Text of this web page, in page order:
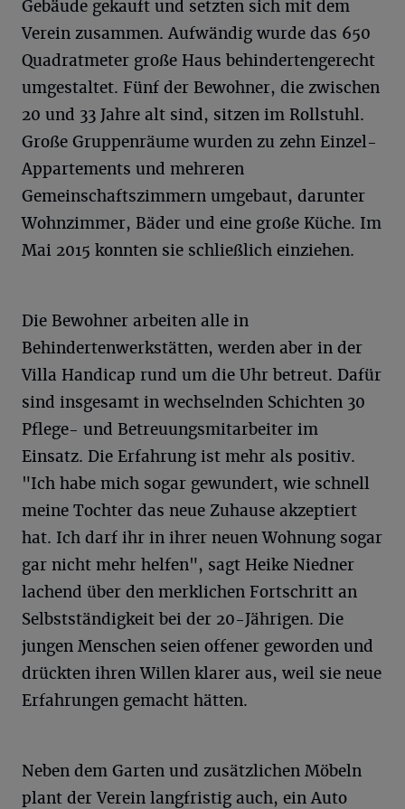
Gebäude gekauft und setzten sich mit dem
Verein zusammen. Aufwändig wurde das 650
Quadratmeter große Haus behindertengerecht
umgestaltet. Fünf der Bewohner, die zwischen
20 und 33 Jahre alt sind, sitzen im Rollstuhl.
Große Gruppenräume wurden zu zehn Einzel-
Appartements und mehreren
Gemeinschaftszimmern umgebaut, darunter
Wohnzimmer, Bäder und eine große Küche. Im
Mai 2015 konnten sie schließlich einziehen.
Die Bewohner arbeiten alle in
Behindertenwerkstätten, werden aber in der
Villa Handicap rund um die Uhr betreut. Dafür
sind insgesamt in wechselnden Schichten 30
Pflege- und Betreuungsmitarbeiter im
Einsatz. Die Erfahrung ist mehr als positiv.
"Ich habe mich sogar gewundert, wie schnell
meine Tochter das neue Zuhause akzeptiert
hat. Ich darf ihr in ihrer neuen Wohnung sogar
gar nicht mehr helfen", sagt Heike Niedner
lachend über den merklichen Fortschritt an
Selbstständigkeit bei der 20-Jährigen. Die
jungen Menschen seien offener geworden und
drückten ihren Willen klarer aus, weil sie neue
Erfahrungen gemacht hätten.
Neben dem Garten und zusätzlichen Möbeln
plant der Verein langfristig auch, ein Auto